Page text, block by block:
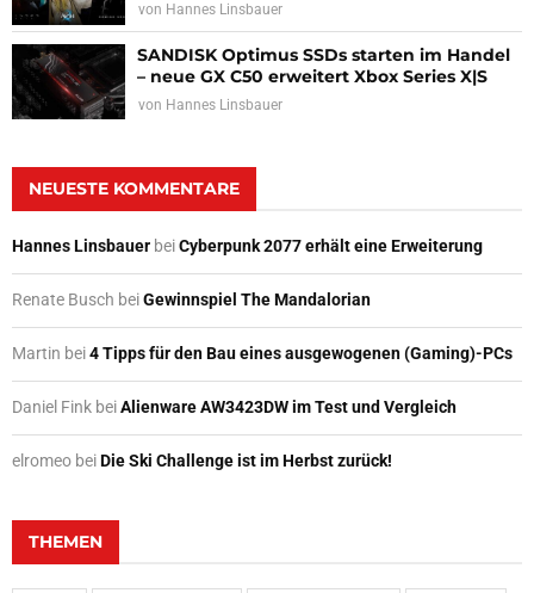
von Hannes Linsbauer
SANDISK Optimus SSDs starten im Handel
– neue GX C50 erweitert Xbox Series X|S
von Hannes Linsbauer
NEUESTE KOMMENTARE
Hannes Linsbauer beiCyberpunk 2077 erhält eine Erweiterung
Renate Busch beiGewinnspiel The Mandalorian
Martin bei4 Tipps für den Bau eines ausgewogenen (Gaming)-PCs
Daniel Fink beiAlienware AW3423DW im Test und Vergleich
elromeo beiDie Ski Challenge ist im Herbst zurück!
THEMEN